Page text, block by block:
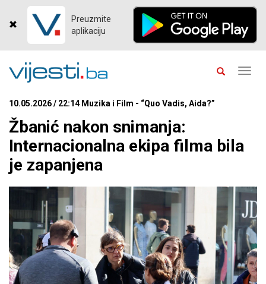
Preuzmite
aplikaciju
10.05.2026 / 22:14 Muzika i Film - “Quo Vadis, Aida?”
Žbanić nakon snimanja:
Internacionalna ekipa filma bila
je zapanjena